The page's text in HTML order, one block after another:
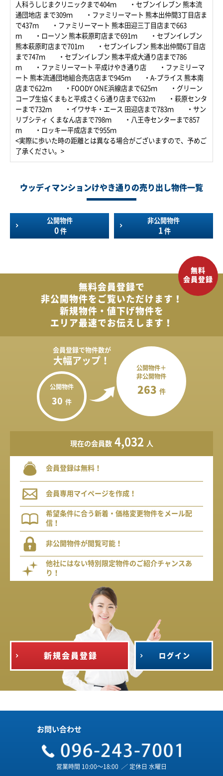
人科うしじまクリニックまで404ｍ ・セブンイレブン 熊本流
通団地店 まで309ｍ ・ファミリーマート 熊本出仲間3丁目店ま
で437ｍ ・ファミリーマート 熊本田迎三丁目店まで663
ｍ ・ローソン 熊本萩原町店まで691ｍ ・セブンイレブン
熊本萩原町店まで701ｍ ・セブンイレブン 熊本出仲間6丁目店
まで747ｍ ・セブンイレブン 熊本平成大通り店まで786
ｍ ・ファミリーマート 平成けやき通り店 ・ファミリーマ
ート 熊本流通団地組合売店店まで945ｍ ・A-プライス 熊本南
店まで622ｍ ・FOODY ONE浜線店まで625ｍ ・グリーン
コープ生協くまもと平成さくら通り店まで632ｍ ・萩原センタ
ーまで732ｍ ・イワサキ・エース 田迎店まで783ｍ ・サン
リブシティ くまなん店まで798ｍ ・八王寺センターまで857
ｍ ・ロッキー平成店まで955ｍ
<実際に歩いた時の距離とは異なる場合がございますので、予めご
了承ください。>
ウッディマンションけやき通りの売り出し物件一覧
公開物件
0 件
非公開物件
1 件
無料会員登録で
非公開物件を ご覧いただけます！
新規物件・値下げ物件を
エリア最速でお伝えします！
会員登録で物件数が
大幅アップ！
公開物件
30 件
公開物件＋
非公開物件
263 件
現在の会員数 4,032 人
会員登録は無料！
会員専用マイページを作成！
希望条件に合う新着・価格変更物件をメール配
信！
非公開物件が閲覧可能！
他社にはない特別限定物件のご紹介チャンスあ
り！
新規会員登録 ログイン
お問い合わせ
営業時間 10:00～18:00 ／ 定休日 水曜日